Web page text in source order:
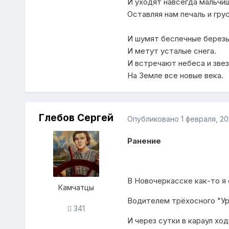
Оставляя нам печаль и
И шумят беспечные
И метут усталые снега.
И встречают небеса и
На Земле все новые века.
Глебов Сергей
Камчатцы
341
Опубликовано 1 февраля,
Ранение
В Новочеркасске как-то я
Водителем трёхосного
И через сутки в караул